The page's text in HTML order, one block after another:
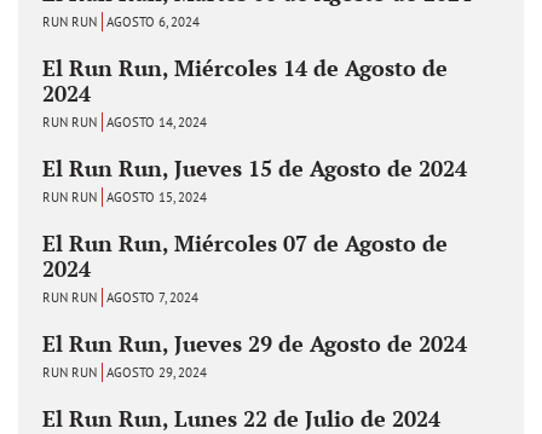
RUN RUN AGOSTO 6, 2024
El Run Run, Miércoles 14 de Agosto de
2024
RUN RUN AGOSTO 14, 2024
El Run Run, Jueves 15 de Agosto de 2024
RUN RUN AGOSTO 15, 2024
El Run Run, Miércoles 07 de Agosto de
2024
RUN RUN AGOSTO 7, 2024
El Run Run, Jueves 29 de Agosto de 2024
RUN RUN AGOSTO 29, 2024
El Run Run, Lunes 22 de Julio de 2024